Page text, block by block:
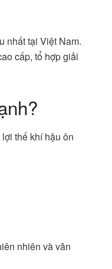
nhất tại Việt Nam.
cấp, tổ hợp giải
thế khí hậu ôn
nhiên và văn